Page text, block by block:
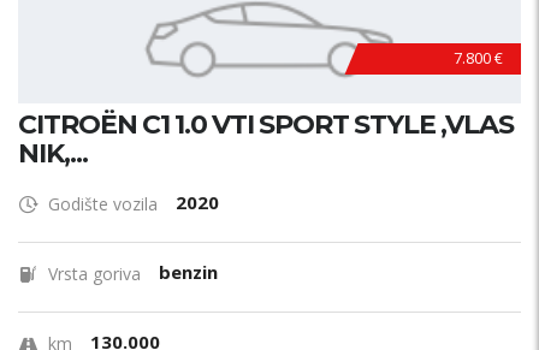
7.800 €
CITROËN C1 1.0 VTI SPORT STYLE ,VLAS
NIK,...
Godište vozila 2020
Vrsta goriva benzin
km 130.000